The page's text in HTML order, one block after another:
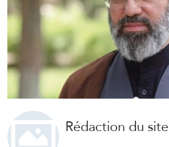
Rédaction du site